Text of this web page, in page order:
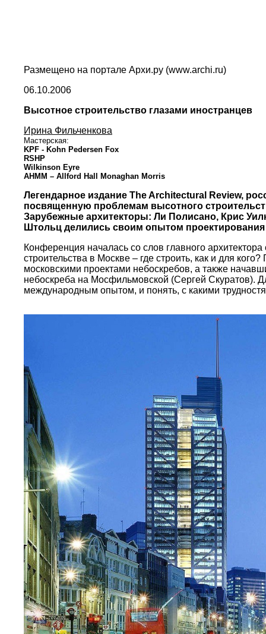
Размещено на портале Архи.ру (www.archi.ru)
06.10.2006
Высотное строительство глазами иностранцев
Ирина Фильченкова
Мастерская:
KPF - Kohn Pedersen Fox
RSHP
Wilkinson Eyre
AHMM – Allford Hall Monaghan Morris
Легендарное издание The Architectural Review,
посвященную проблемам высотного
Зарубежные архитекторы: Ли Полисано, Крис
Штольц делились своим опытом проектирования
Конференция началась со слов главного
строительства в Москве – где строить, как и для
московскими проектами небоскребов, а также
небоскреба на Мосфильмовской (Сергей Скуратов).
международным опытом, и понять, с какими